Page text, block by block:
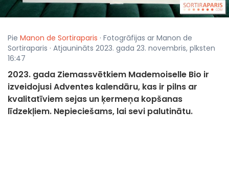
Pie Manon de Sortiraparis · Fotogrāfijas ar Manon de
Sortiraparis · Atjaunināts 2023. gada 23. novembris, plksten
16:47
2023. gada Ziemassvētkiem Mademoiselle Bio ir
izveidojusi Adventes kalendāru, kas ir pilns ar
kvalitatīviem sejas un ķermeņa kopšanas
līdzekļiem. Nepieciešams, lai sevi palutinātu.